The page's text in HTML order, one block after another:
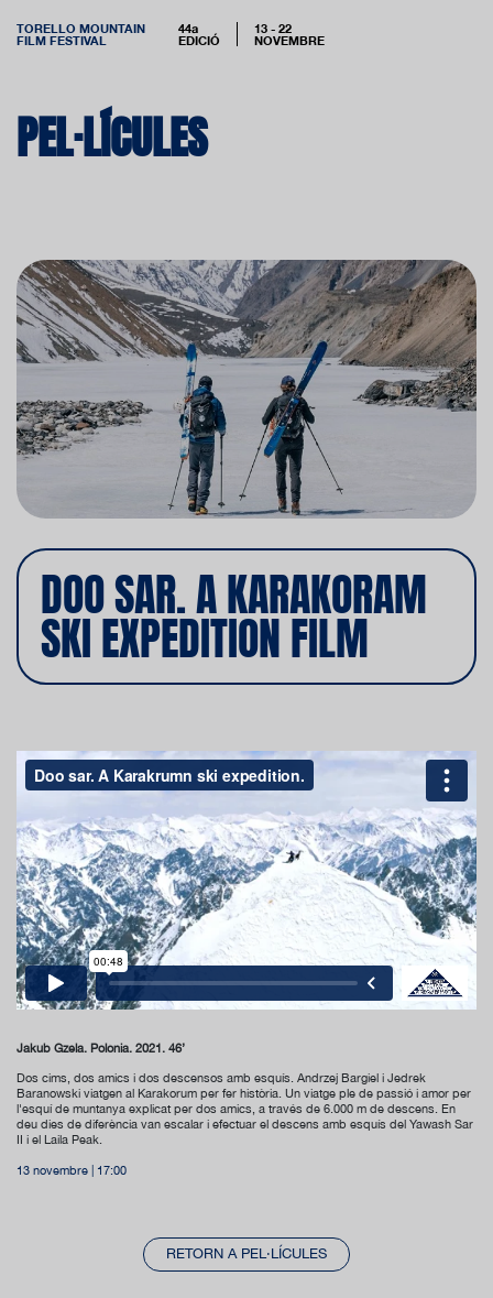
TORELLO MOUNTAIN
FILM FESTIVAL
44a
EDICIÓ
13 - 22
NOVEMBRE
PEL·LÍCULES
DOO SAR. A KARAKORAM
SKI EXPEDITION FILM
Jakub Gzela. Polònia. 2021. 46’
Dos cims, dos amics i dos descensos amb esquís. Andrzej Bargiel i Jedrek
Baranowski viatgen al Karakorum per fer història. Un viatge ple de passió i amor per
l'esquí de muntanya explicat per dos amics, a través de 6.000 m de descens. En
deu dies de diferència van escalar i efectuar el descens amb esquís del Yawash Sar
II i el Laila Peak.
13 novembre | 17:00
RETORN A PEL·LÍCULES